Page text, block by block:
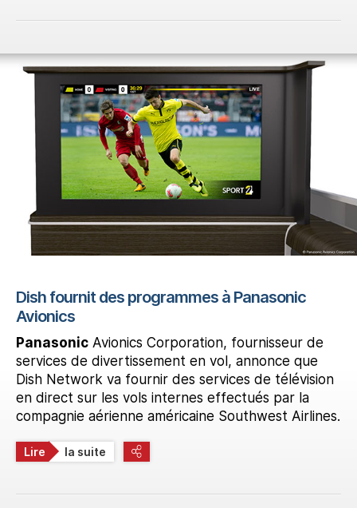
Dish fournit des programmes à Panasonic
Avionics
Panasonic Avionics Corporation, fournisseur de
services de divertissement en vol, annonce que
Dish Network va fournir des services de télévision
en direct sur les vols internes effectués par la
compagnie aérienne américaine Southwest Airlines.
Lire la suite